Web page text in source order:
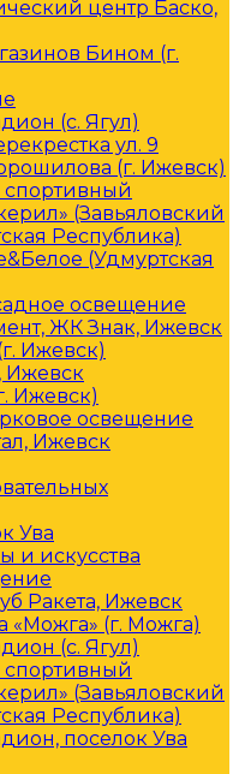
центр Баско,
Бином (г.
(с. Ягул)
ул. 9
(г. Ижевск)
(Завьяловский
Республика)
(Удмуртская
освещение
ЖК Знак, Ижевск
Ижевск)
Ижевск
Ижевск)
освещение
Ижевск
Ува
и искусства
Ракета, Ижевск
«Можга» (г. Можга)
(с. Ягул)
(Завьяловский
Республика)
поселок Ува